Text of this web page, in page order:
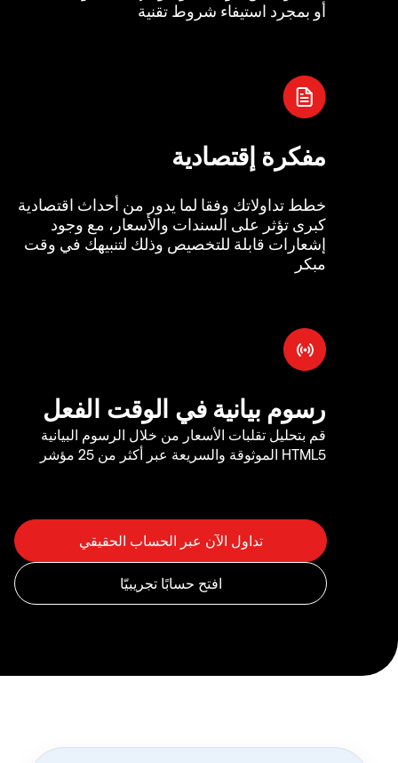
أو بمجرد استيفاء شروط تقنية
مفكرة إقتصادية
خطط تداولاتك وفقا لما يدور من أحداث اقتصادية
كبرى تؤثر على السندات والأسعار، مع وجود
إشعارات قابلة للتخصيص وذلك لتنبيهك في وقت
مبكر
رسوم بيانية في الوقت الفعل
قم بتحليل تقلبات الأسعار من خلال الرسوم البيانية
HTML5 الموثوقة والسريعة عبر أكثر من 25 مؤشر